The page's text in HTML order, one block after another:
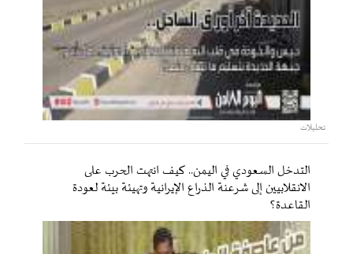
تحليلات
التدخل السعودي في اليمن.. كيف انتهت الحرب على
الانقلابيين إلى شرعنة الذراع الإيرانية وتهيئة بيئة لعودة
القاعدة؟